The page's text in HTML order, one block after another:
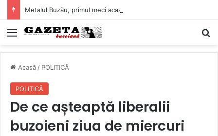
Mediu
Acasă / POLITICĂ
POLITICĂ
De ce așteaptă liberalii
buzoieni ziua de miercuri